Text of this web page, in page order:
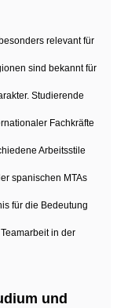
relevant für
sind bekannt für
Studierende
Fachkräfte
Arbeitsstile
spanischen MTAs
für die Bedeutung
in der
und